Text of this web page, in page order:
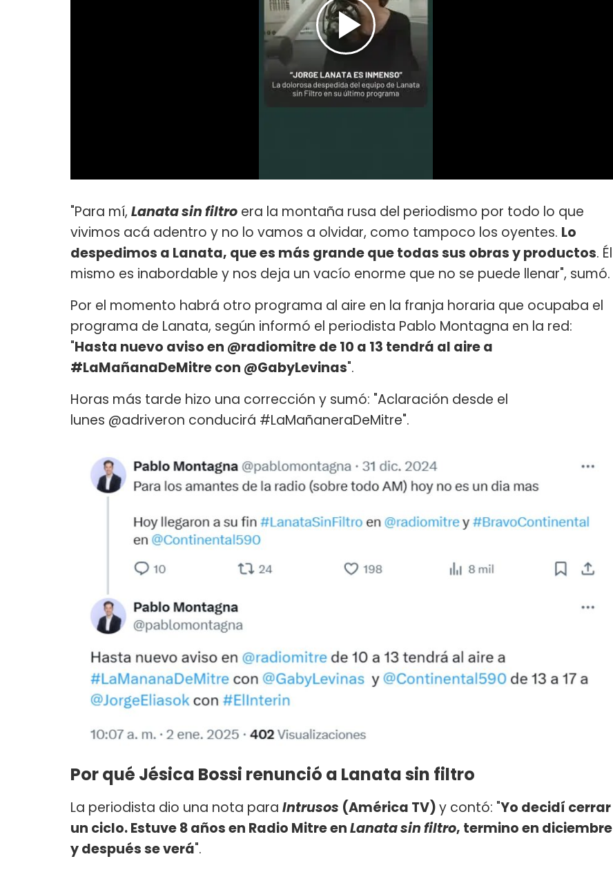
"Para mí, Lanata sin filtro era la montaña rusa del periodismo por todo lo que
vivimos acá adentro y no lo vamos a olvidar, como tampoco los oyentes. Lo
despedimos a Lanata, que es más grande que todas sus obras y productos. Él
mismo es inabordable y nos deja un vacío enorme que no se puede llenar", sumó.
Por el momento habrá otro programa al aire en la franja horaria que ocupaba el
programa de Lanata, según informó el periodista Pablo Montagna en la red:
"Hasta nuevo aviso en @radiomitre de 10 a 13 tendrá al aire a
#LaMañanaDeMitre con @GabyLevinas".
Horas más tarde hizo una corrección y sumó: "Aclaración desde el
lunes @adriveron conducirá #LaMañaneraDeMitre".
Por qué Jésica Bossi renunció a Lanata sin filtro
La periodista dio una nota para Intrusos (América TV)y contó: "Yo decidí cerrar
un ciclo. Estuve 8 años en Radio Mitre enLanata sin filtro, termino en diciembre
y después se verá".